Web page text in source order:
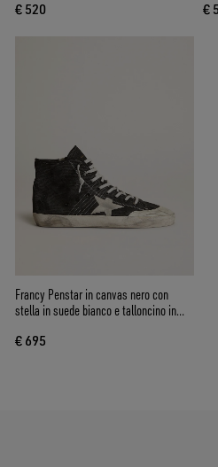
€ 520 €
Francy Penstar in canvas nero con
stella in suede bianco e talloncino in
€ 695